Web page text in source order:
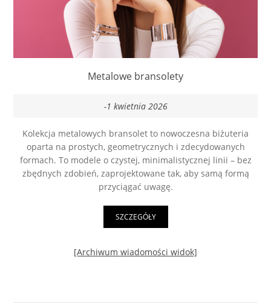
Metalowe bransolety
-1 kwietnia 2026
Kolekcja metalowych bransolet to nowoczesna biżuteria
oparta na prostych, geometrycznych i zdecydowanych
formach. To modele o czystej, minimalistycznej linii – bez
zbędnych zdobień, zaprojektowane tak, aby samą formą
przyciągać uwagę.
SZCZEGÓŁY
[Archiwum wiadomości widok]